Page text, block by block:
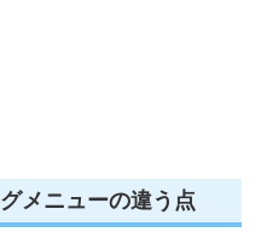
メニューの違う点